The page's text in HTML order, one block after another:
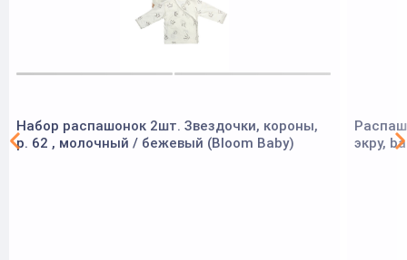
Набор распашонок 2шт. Звездочки, короны,
р. 62 , молочный / бежевый (Bloom Baby)
экру,